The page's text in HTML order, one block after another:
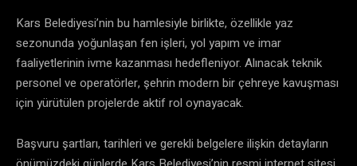
​Kars Belediyesi’nin bu hamlesiyle birlikte, özellikle yaz
sezonunda yoğunlaşan fen işleri, yol yapım ve imar
faaliyetlerinin ivme kazanması hedefleniyor. Alınacak teknik
personel ve operatörler, şehrin modern bir çehreye kavuşması
için yürütülen projelerde aktif rol oynayacak.
​Başvuru şartları, tarihleri ve gerekli belgelere ilişkin detayların